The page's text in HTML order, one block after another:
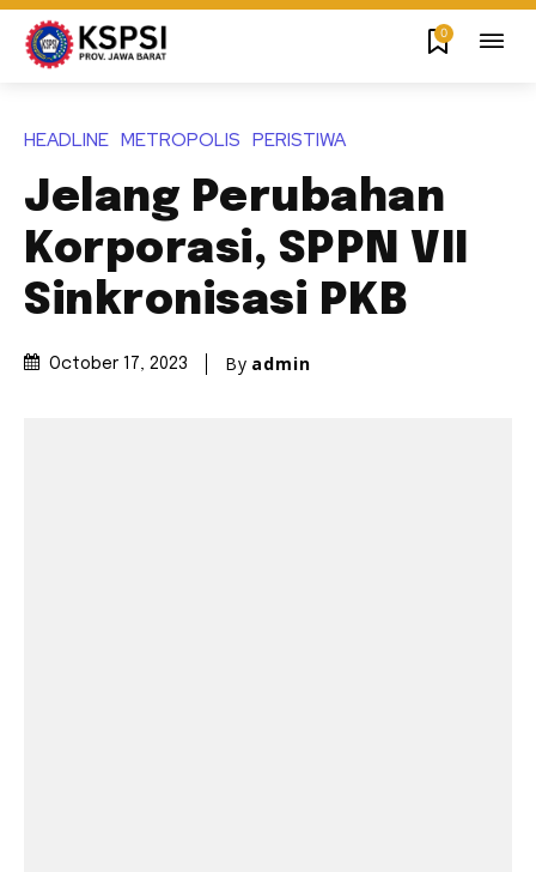
0
HEADLINE METROPOLIS PERISTIWA
Jelang Perubahan
Korporasi, SPPN VII
Sinkronisasi PKB
October 17, 2023 By admin